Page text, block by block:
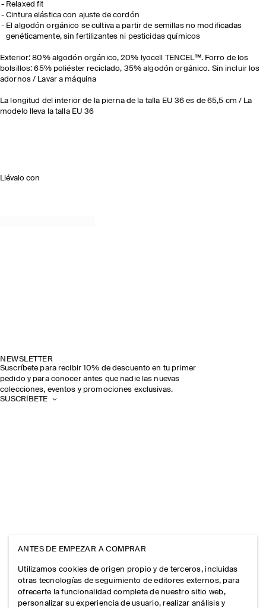
Relaxed fit
Cintura elástica con ajuste de cordón
El algodón orgánico se cultiva a partir de semillas no modificadas
genéticamente, sin fertilizantes ni pesticidas químicos
Exterior: 80% algodón orgánico, 20% lyocell TENCEL™. Forro de los
bolsillos: 65% poliéster reciclado, 35% algodón orgánico. Sin incluir los
adornos / Lavar a máquina
La longitud del interior de la pierna de la talla EU 36 es de 65,5 cm / La
modelo lleva la talla EU 36
Llévalo con
NEWSLETTER
Suscríbete para recibir 10% de descuento en tu primer
pedido y para conocer antes que nadie las nuevas
colecciones, eventos y promociones exclusivas.
SUSCRÍBETE
ANTES DE EMPEZAR A COMPRAR
Utilizamos cookies de origen propio y de terceros, incluidas
otras tecnologías de seguimiento de editores externos, para
ofrecerte la funcionalidad completa de nuestro sitio web,
personalizar su experiencia de usuario, realizar análisis y